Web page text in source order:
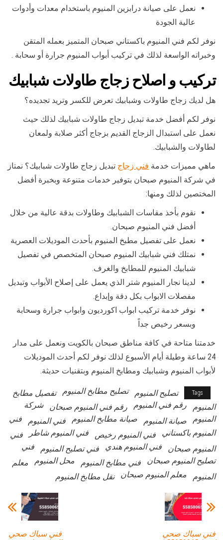
نعمل على صيانة درابزين المنيوم باستخدام معدات وأدوات
عالية الجودة
نوفر لكم فني المنيوم باكستاني صبحان المتميز بعمله المتقن
وخبراته الواسعة لذلك في تركيب أبواب المنيوم جرارة أو سحابة .
تركيب و اصلاح زجاج طاولات شبابيك
هل لديك زجاج طاولات وشبابيك تعرض للكسر وتريد تجديده؟
نوفر لكم أفضل خدمة تبديل زجاج طاولات شبابيك لذلك حيث
نعمل على استبدال الزجاج القديم بزجاج أكثر صلابة ولمعان
لطاولات والشبابيك.
ماهي مميزات خدمة فني زجاج تبديل زجاج طاولات شبابيك؟ نمتاز
في شركة المنيوم صبحان بتوفير خدمات متنوعة وبخبرة أفضل
المختصين لذلك ومنها:
نقوم بأخذ مقاسات الشبابيك وطاولات بدقة عالية من خلال
أفضل فني المنيوم صبحان.
نعمل على تفصيل مطبخ المنيوم بأحدث الموديلات العصرية
نمتلك فني شبابيك المنيوم صبحان المتخصص في تفصيل
شبابيك المنيوم للمطابخ والغرف.
لدينا نجار المنيوم شتر الذي يعمل على إصلاح الأبواب وتبديل
مفصلات الابواب بكل دقة وإبداع.
نوفر خدمة تركيب ابواب اكورديون وابواب جرارة وسحابة
وبسعر رخيص جداً
خدمتنا متاحة في كافة مناطق صبحان بالكويت ونعمل على مدار
24 ساعة وطيلة أيام الأسبوع لذلك نوفر لكم أحدث الموديلات
لأبواب المنيوم وشبابيك ومطابخ المنيوم وبتقنيات حديثة.
Tags تصليح المنيوم تصليح مطابخ المنيوم
تفصيل مطابخ
المنيوم
رقم فني المنيوم رقم فني المنيوم صبحان
شركة
المنيوم
صيانة المنيوم صيانة مطابخ المنيوم فني المنيوم
فني
المنيوم باكستاني
فني المنيوم رخيص فني المنيوم شاطر
فني
المنيوم صبحان
فني المنيوم هندي فني تصليح المنيوم
فني
تصليح المنيوم صبحان
فني مطابخ المنيوم محل المنيوم
معلم
المنيوم
معلم المنيوم صبحان نقل مطابخ المنيوم
فني سباك صحي
فني سباك صحي